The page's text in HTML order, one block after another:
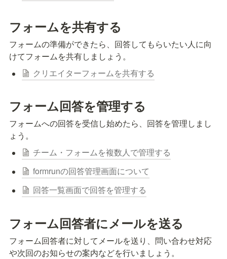
フォームを共有する
フォームの準備ができたら、回答してもらいたい人に向
けてフォームを共有しましょう。
クリエイターフォームを共有する
フォーム回答を管理する
フォームへの回答を受信し始めたら、回答を管理しまし
ょう。
チーム・フォームを複数人で管理する
formrunの回答管理画面について
回答一覧画面で回答を管理する
フォーム回答者にメールを送る
フォーム回答者に対してメールを送り、問い合わせ対応
や次回のお知らせの案内などを行いましょう。